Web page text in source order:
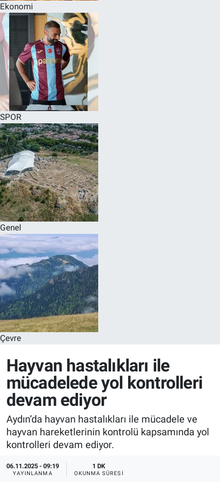
Ekonomi
SPOR
Genel
Çevre
Hayvan hastalıkları ile
mücadelede yol kontrolleri
devam ediyor
Aydın’da hayvan hastalıkları ile mücadele ve
hayvan hareketlerinin kontrolü kapsamında yol
kontrolleri devam ediyor.
06.11.2025 - 09:19
YAYINLANMA
1 DK
OKUNMA SÜRESI